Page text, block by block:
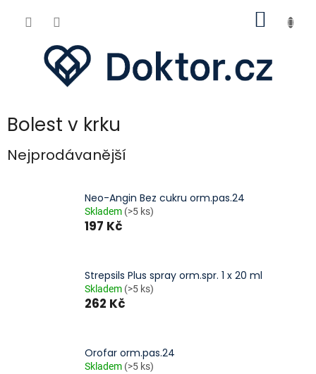
Bolest v krku
Nejprodávanější
Neo-Angin Bez cukru orm.pas.24
Skladem (>5 ks)
197 Kč
Strepsils Plus spray orm.spr. 1 x 20 ml
Skladem (>5 ks)
262 Kč
Orofar orm.pas.24
Skladem (>5 ks)